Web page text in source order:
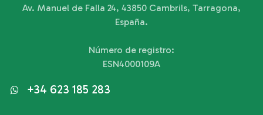
Av. Manuel de Falla 24, 43850 Cambrils, Tarragona,
España.
Número de registro:
ESN4000109A
+34 623 185 283